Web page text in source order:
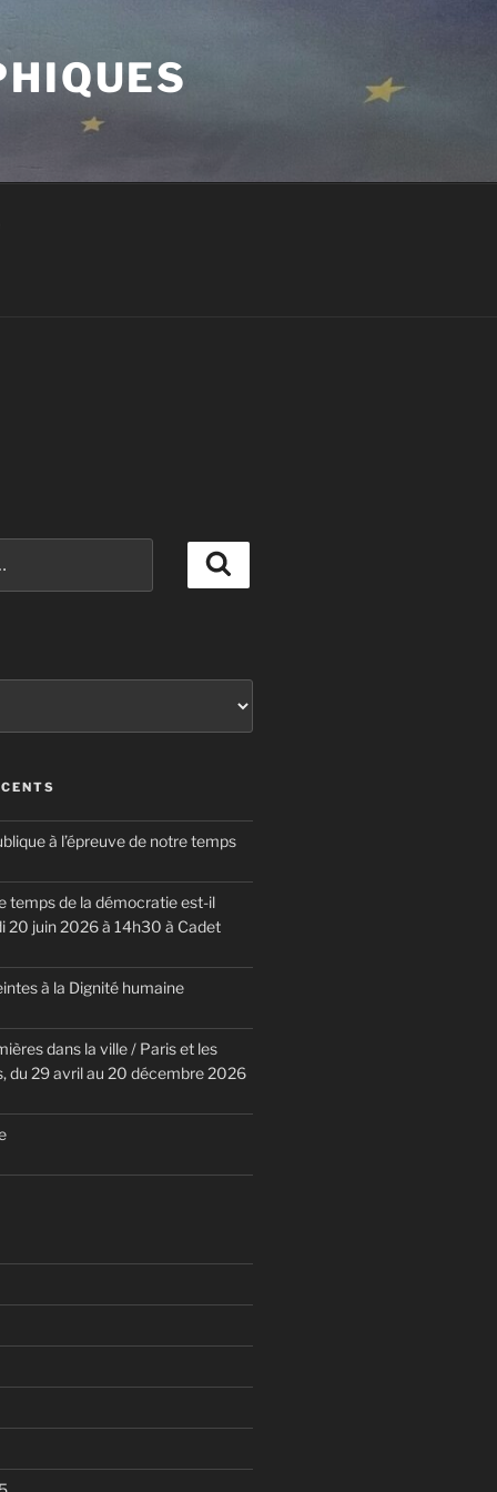
à l’épreuve de notre temps
temps de la démocratie est-il
20 juin 2026 à 14h30 à Cadet
à la Dignité humaine
dans la ville / Paris et les
du 29 avril au 20 décembre 2026